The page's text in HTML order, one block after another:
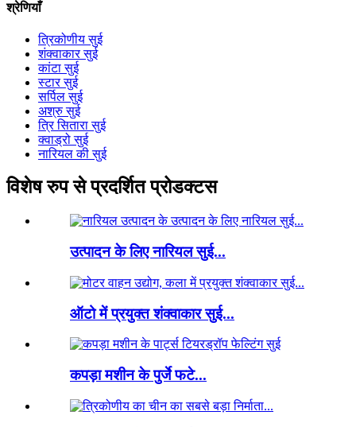
श्रेणियाँ
त्रिकोणीय सुई
शंक्वाकार सुई
कांटा सुई
स्टार सुई
सर्पिल सुई
अश्रु सुई
त्रि सितारा सुई
क्वाड्रो सुई
नारियल की सुई
विशेष रुप से प्रदर्शित प्रोडक्टस
उत्पादन के लिए नारियल सुई...
ऑटो में प्रयुक्त शंक्वाकार सुई...
कपड़ा मशीन के पुर्जे फटे...